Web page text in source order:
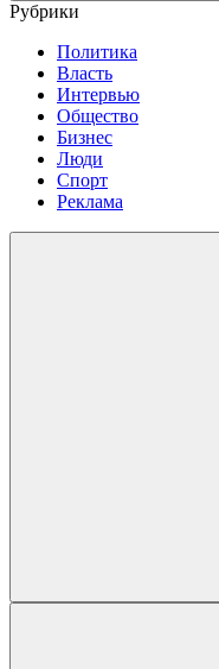
Рубрики
Политика
Власть
Интервью
Общество
Бизнес
Люди
Спорт
Реклама